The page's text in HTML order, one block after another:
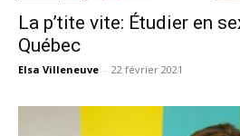
La p’tite vite: Étudier en
Québec
Elsa Villeneuve - 22 février 2021